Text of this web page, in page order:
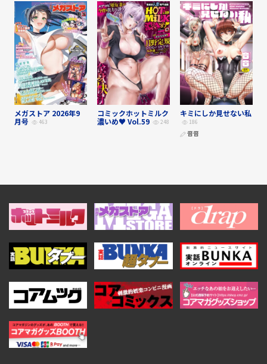
メガストア 2026年9
月号
463
コミックホットミルク
濃いめ♥ Vol.59
248
キミにしか見せない私
186
音音